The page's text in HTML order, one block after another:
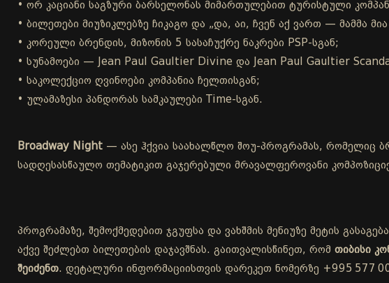
• ორ კაციანი საგზური ბარსელონას მიმართულებით ტურისტული
• ბილეთები მიუზიკლებზე ჩიკაგო და „და, აი, ჩვენ აქ ვართ — მამმა
• კორეული ბრენდის, მიზონის 5 სასაჩუქრე ნაკრები PSP-სგან;
• სუნამოები — Jean Paul Gaultier Divine და Jean Paul Gaultier
• საკოლექციო ღვინოები კომპანია ჩელთისგან;
• ულამაზესი პანდორას სამკაულები Time-სგან.
Broadway Night — ასე ჰქვია საახალწლო შოუ-პროგრამას, რომელიც
სადღესასწაულო თემატიკით გაჯერებული მრავალფეროვანი
პროგრამაზე, შემოქმედებით ჯგუფსა და ვახშმის მენიუზე მეტის
აქვე შეძლებთ ბილეთების დაჯავშნას. გაითვალისწინეთ, რომ თიბისი
შეიძენთ. დეტალური ინფორმაციისთვის დარეკეთ ნომერზე +995 577